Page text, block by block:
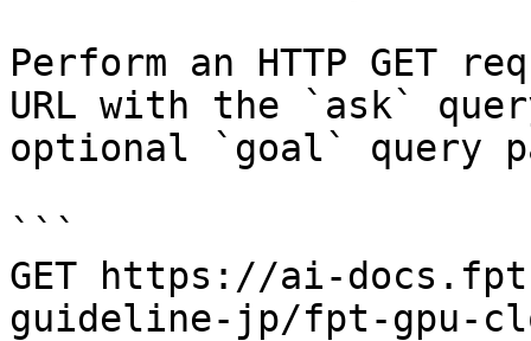
Perform an HTTP GET
URL with the `ask`
optional `goal` query
```
GET https://ai-
guideline-jp/fpt-gpu-